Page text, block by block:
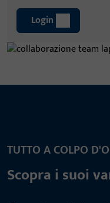
Login
TUTTO A COLPO
Scopra i suoi